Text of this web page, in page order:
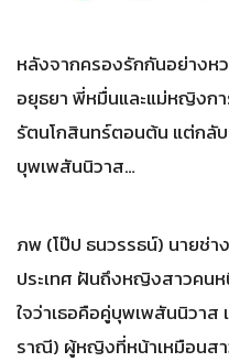
หลังจากครองรักกันอย่างห
อยุธยา พี่หมื่นและแม่หญิงกา
รัตนโกสินทร์ตอนต้น แต่กลับ
บุพเพสันนิวาส…
ภพ (โป๊ป ธนวรรธน์) นายช่
ประเทศ ฝันถึงหญิงสาวคน
ใจว่าเธอคือคู่บุพเพสันนิวาส
ราณี) ผู้หญิงที่หน้าเหมือนสา